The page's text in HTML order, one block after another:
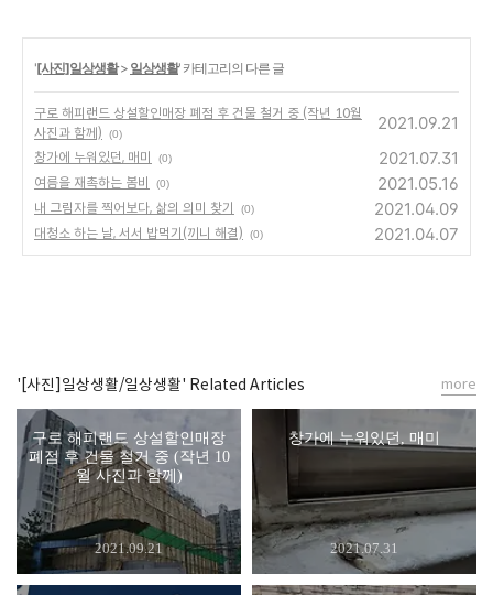
'[사진]일상생활> 일상생활' 카테고리의 다른 글
구로 해피랜드 상설할인매장 폐점 후 건물 철거 중 (작년 10월
사진과 함께)
(0)
2021.09.21
창가에 누워있던, 매미 (0) 2021.07.31
여름을 재촉하는 봄비 (0) 2021.05.16
내 그림자를 찍어보다, 삶의 의미 찾기 (0) 2021.04.09
대청소 하는 날, 서서 밥먹기(끼니 해결) (0) 2021.04.07
'[사진]일상생활/일상생활' Related Articles
구로 해피랜드 상설할인매장
폐점 후 건물 철거 중 (작년 10
월 사진과 함께)
2021.09.21
창가에 누워있던, 매미
2021.07.31
more